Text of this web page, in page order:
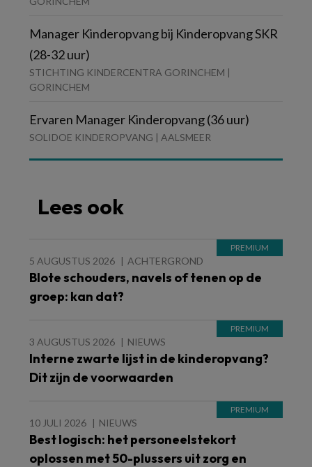
Manager Kinderopvang bij Kinderopvang SKR
(28-32 uur)
STICHTING KINDERCENTRA GORINCHEM |
GORINCHEM
Ervaren Manager Kinderopvang (36 uur)
SOLIDOE KINDEROPVANG | AALSMEER
Lees ook
5 AUGUSTUS 2026 ACHTERGROND
Blote schouders, navels of tenen op de
groep: kan dat?
3 AUGUSTUS 2026 NIEUWS
Interne zwarte lijst in de kinderopvang?
Dit zijn de voorwaarden
10 JULI 2026 NIEUWS
Best logisch: het personeelstekort
oplossen met 50-plussers uit zorg en